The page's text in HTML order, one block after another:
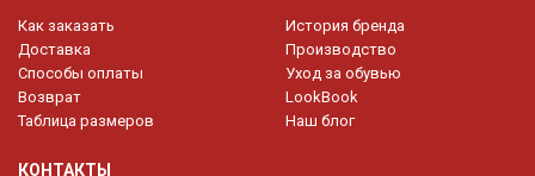
Как заказать
Доставка
Способы оплаты
Возврат
Таблица размеров
История бренда
Производство
Уход за обувью
LookBook
Наш блог
КОНТАКТЫ